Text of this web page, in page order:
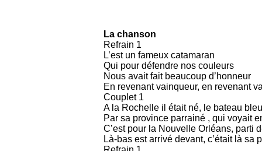
La chanson
Refrain 1
L’est un fameux catamaran
Qui pour défendre nos couleurs
Nous avait fait beaucoup d’honneur
En revenant vainqueur, en revenant
Couplet 1
A la Rochelle il était né, le bateau
Par sa province parrainé , qui voyait
C’est pour la Nouvelle Orléans, parti
Là-bas est arrivé devant, c’était là sa